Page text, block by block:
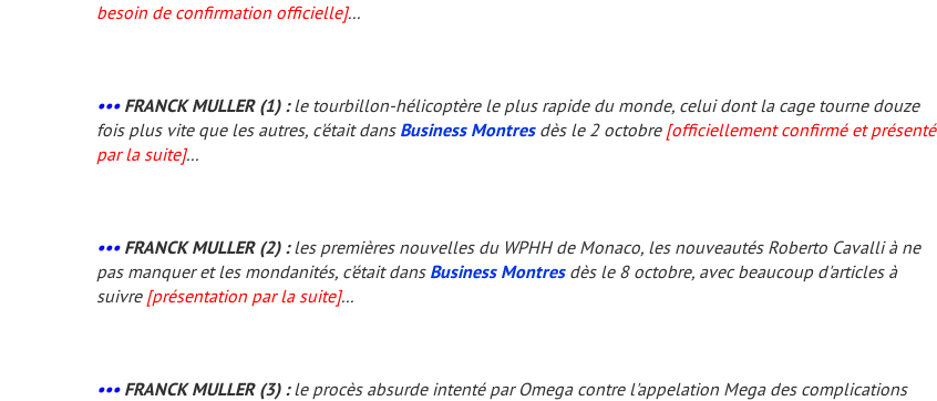
besoin de confirmation officielle]...
•••FRANCK MULLER (1) :le tourbillon-hélicoptère le plus rapide du monde, celui dont la cage tourne douze
fois plus vite que les autres, c'était dans Business Montresdès le 2 octobre [officiellement confirmé et présenté
par la suite]...
•••FRANCK MULLER (2) :les premières nouvelles du WPHH de Monaco, les nouveautés Roberto Cavalli à ne
pas manquer et les mondanités, c'était dans Business Montresdès le 8 octobre, avec beaucoup d'articles à
suivre [présentation par la suite]...
•••FRANCK MULLER (3) :le procès absurde intenté par Omega contre l'appelation Mega des complications